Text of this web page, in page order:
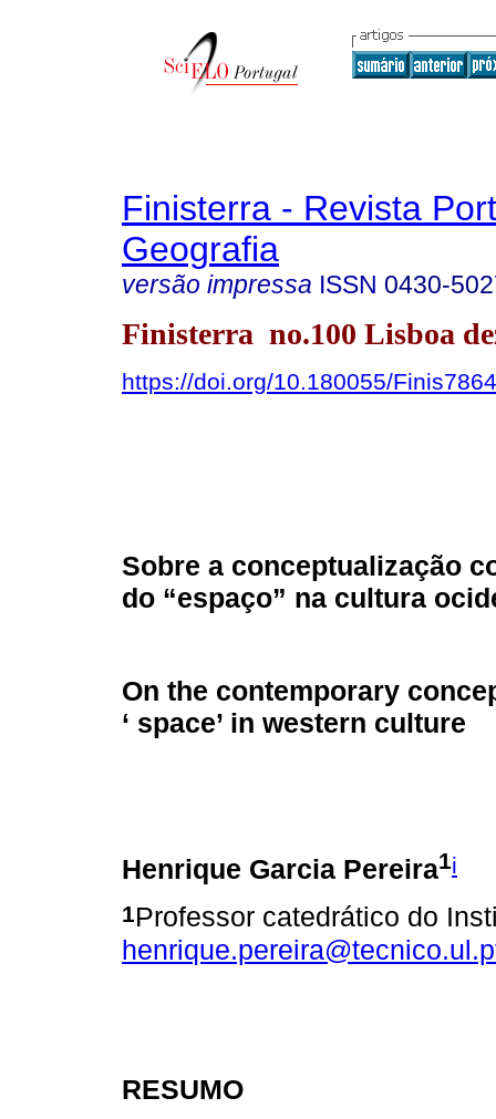
Finisterra - Revista
Geografia
versão impressa ISSN 0430-
Finisterra no.100 Lisboa
https://doi.org/10.180055/Finis7864
Sobre a conceptualização
do “espaço” na cultura
On the contemporary
‘ space’ in western culture
Henrique Garcia Pereira1i
1Professor catedrático do
RESUMO